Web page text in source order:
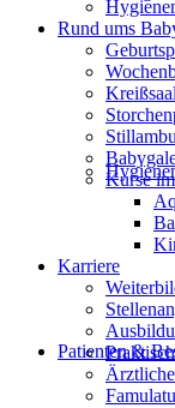
Patienten &
Rund ums
Kurse
Karriere